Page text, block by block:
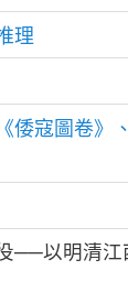
理
倭寇圖卷》
──以明清